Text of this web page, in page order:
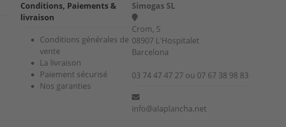
Conditions, Paiements &
livraison
Conditions générales de
vente
La livraison
Paiement sécurisé
Nos garanties
Simogas SL
Crom, 5
08907 L'Hospitalet
Barcelona
03 74 47 47 27 ou 07 67 38 98 83
info@alaplancha.net